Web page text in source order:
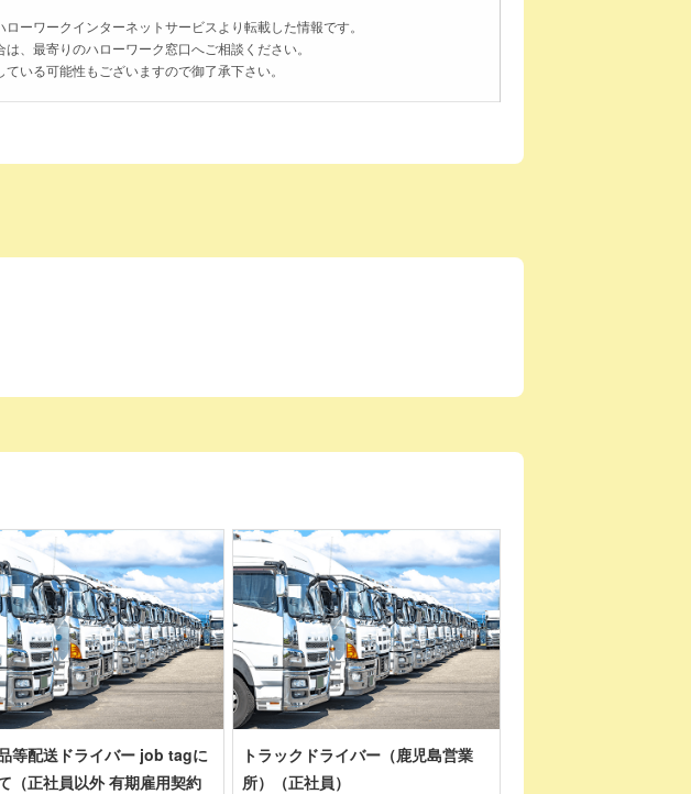
ローワークインターネットサービスより転載した情報です。
、最寄りのハローワーク窓口へご相談ください。
いる可能性もございますので御了承下さい。
等配送ドライバー job tagに
（正社員以外 有期雇用契約
トラックドライバー（鹿児島営業
所）（正社員）